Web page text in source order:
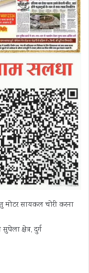
मोटर सायकल चोरी करना
क्षेत्र, दुर्ग